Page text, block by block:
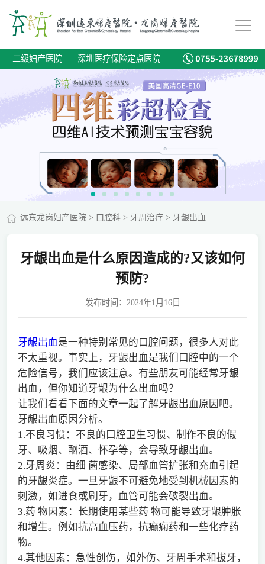
· 二级妇产医院 · 深圳医疗保险定点医院
远东龙岗妇产医院> 口腔科> 牙周治疗> 牙龈出血
牙龈出血是什么原因造成的?又该如何
预防?
发布时间：2024年1月16日
牙龈出血是一种特别常见的口腔问题，很多人对此
不太重视。事实上，牙龈出血是我们口腔中的一个
危险信号，我们应该注意。有些朋友可能经常牙龈
出血，但你知道牙龈为什么出血吗？
让我们看看下面的文章一起了解牙龈出血原因吧。
牙龈出血原因分析。
1.不良习惯：不良的口腔卫生习惯、制作不良的假
牙、吸烟、酗酒、怀孕等，会导致牙龈出血。
2.牙周炎：由细 菌感染、局部血管扩张和充血引起
的牙龈炎症。一旦牙龈不可避免地受到机械因素的
刺激，如进食或刷牙，血管可能会破裂出血。
3.药 物因素：长期使用某些药 物可能导致牙龈肿胀
和增生。例如抗高血压药，抗癫痫药和一些化疗药
物。
4.其他因素：急性创伤，如外伤、牙周手术和拔牙，